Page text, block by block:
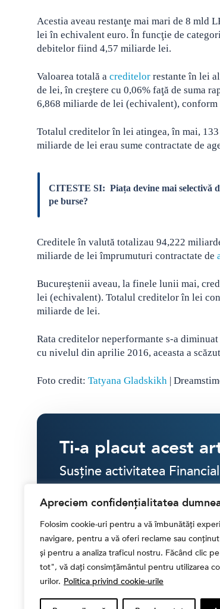
Apreciem confidențialitatea
Folosim cookie-uri pentru a vă îmbunătăți
navigare, pentru a vă oferi reclame sau
și pentru a analiza traficul nostru. Făcând clic
tot", vă dați consimțământul pentru utilizarea
urilor. Politica privind cookie-urile
Acestia aveau restanţe mai mari de 8 mld
lei în echivalent euro. În funcţie de
debitelor fiind 4,57 miliarde lei.
Valoarea totală a creditelor restante în lei
de lei, în creştere cu 0,06% faţă de suma
6,868 miliarde de lei (echivalent),
Totalul creditelor în lei atingea, în mai,
miliarde de lei erau sume contractate de
CITESTE SI: Piața devine mai selectivă
pe burse?
Creditele în valută totalizau 94,222
miliarde de lei împrumuturi contractate de
Bucureştenii aveau, la finele lunii mai,
lei (echivalent). Totalul creditelor în lei
miliarde de lei.
Rata creditelor neperformante s-a
cu nivelul din aprilie 2016, aceasta a
Foto credit: Tatyana Gladskikh |
Ti-a placut acest
Susține activitatea
SINGULAR LUNAR
30 RON 40 RON 50 RON
CONTRIBUIE CU